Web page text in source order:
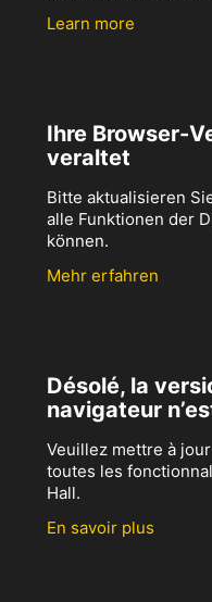
Learn more
Ihre Browser-
veraltet
Bitte aktualisieren
alle Funktionen der
können.
Mehr erfahren
Désolé, la
navigateur
Veuillez mettre à
toutes les
Hall.
En savoir plus